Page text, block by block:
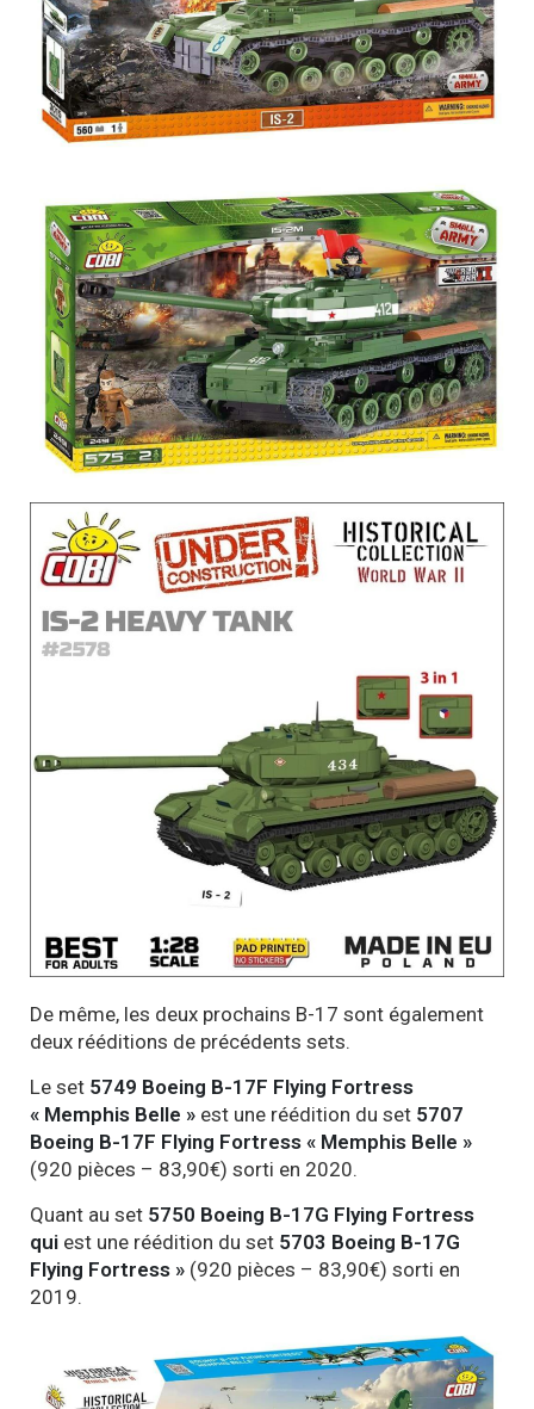
De même, les deux prochains B-17 sont également
deux rééditions de précédents sets.
Le set 5749 Boeing B-17F Flying Fortress
« Memphis Belle » est une réédition du set 5707
Boeing B-17F Flying Fortress « Memphis Belle »
(920 pièces – 83,90€) sorti en 2020.
Quant au set 5750 Boeing B-17G Flying Fortress
qui est une réédition du set 5703 Boeing B-17G
Flying Fortress » (920 pièces – 83,90€) sorti en
2019.